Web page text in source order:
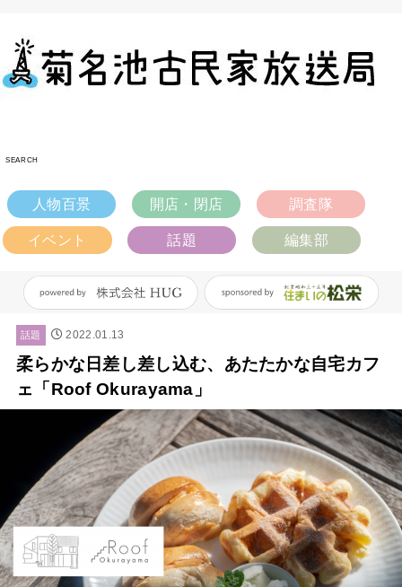
SEARCH
人物百景 開店・閉店 調査隊
イベント 話題 編集部
話題 2022.01.13
柔らかな日差し差し込む、あたたかな自宅カフ
ェ「Roof Okurayama」